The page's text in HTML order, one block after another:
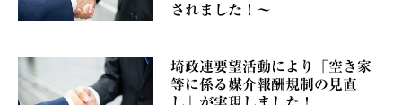
されました！～
埼政連要望活動により「空き家
等に係る媒介報酬規制の見直